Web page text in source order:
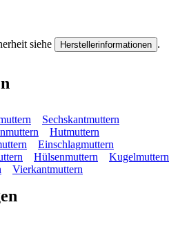
siehe Herstellerinformationen .
Sechskantmuttern
Hutmuttern
Einschlagmuttern
Hülsenmuttern
Kugelmuttern
Vierkantmuttern